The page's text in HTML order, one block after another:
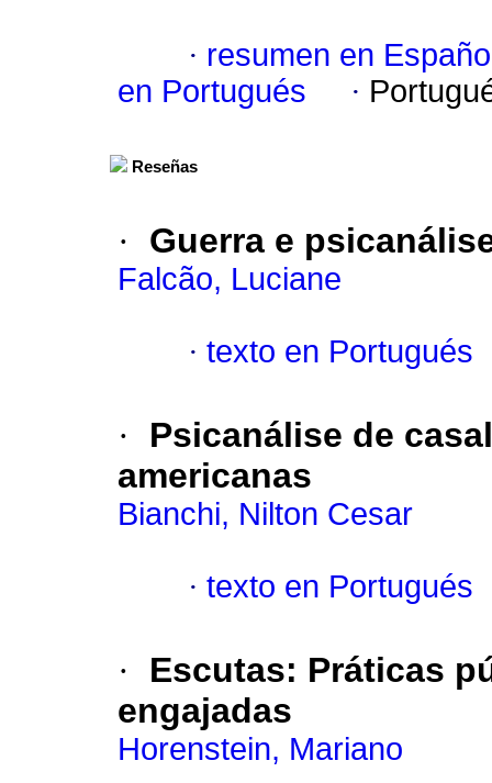
· resumen en
en Portugués
·
Reseñas
· Guerra e
Falcão, Luciane
· texto en Portugués
·
Psicanálise de
americanas
Bianchi, Nilton Cesar
· texto en Portugués
·
Escutas: Práticas
engajadas
Horenstein, Mariano